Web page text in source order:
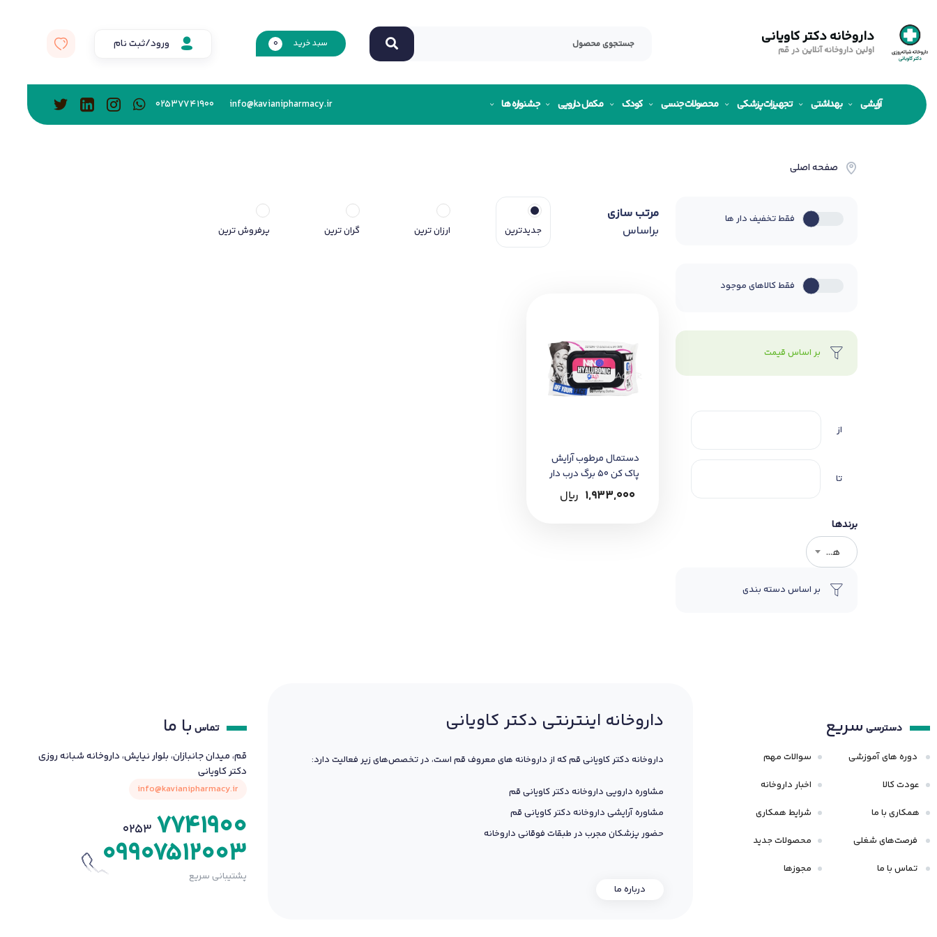
داروخانه دکتر کاویانی
اولین داروخانه آنلاین در قم
سبد خرید 0 ورود/ثبت نام
آرایشی بهداشتی تجهیزات پزشکی محصولات جنسی کودک مکمل دارویی جشنواره ها info@kavianipharmacy.ir
02537741900
صفحه اصلی
فقط تخفیف دار ها
فقط کالاهای موجود
بر اساس قیمت
از
تا
برندها
هر برندی
بر اساس دسته بندی
مرتب سازی
براساس
جدیدترین ارزان ترین گران ترین پرفروش ترین
دستمال مرطوب آرايش
پاک کن 50 برگ درب دار
مخصوص پوست خشک
و نرمال نینو
1,933,000 ﷼
دسترسی سریع
دوره های آموزشی
عودت کالا
همکاری با ما
فرصت‌های شغلی
تماس با ما
سوالات مهم
اخبار داروخانه
شرایط همکاری
محصولات جدید
مجوزها
داروخانه اینترنتی دکتر کاویانی
داروخانه دکتر کاویانی قم که از داروخانه های معروف قم است، در تخصص‌های زیر فعالیت دارد:
مشاوره دارویی داروخانه دکتر کاویانی قم
مشاوره آرایشی داروخانه دکتر کاویانی قم
حضور پزشکان مجرب در طبقات فوقانی داروخانه
درباره ما
تماس با ما
قم، میدان جانبازان، بلوار نیایش، داروخانه شبانه روزی
دکتر کاویانی
info@kavianipharmacy.ir
0253 7741900
09907512003
پشتیبانی سریع